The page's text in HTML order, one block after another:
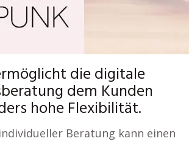
die digitale
dem Kunden
hohe Flexibilität.
Beratung kann einen